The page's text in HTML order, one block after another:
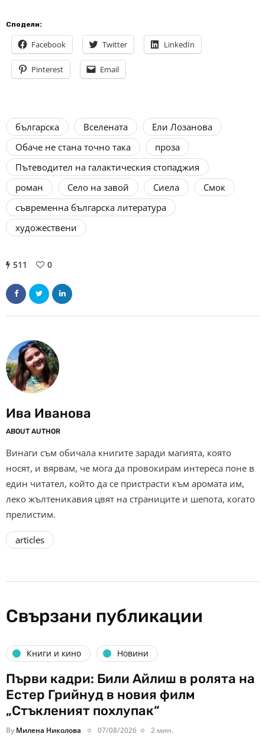
Сподели:
Facebook Twitter LinkedIn
Pinterest Email
българска Вселената
Ели Лозанова
Обаче не стана точно така
проза
Пътеводител на галактическия стопаджия
роман
Село на завой Сиела
Смок
съвременна българска литература
художествени
511 0
Ива Иванова
ABOUT AUTHOR
Винаги съм обичала книгите заради магията, която
носят, и вярвам, че мога да провокирам интереса поне в
един читател, който да се пристрасти към аромата им,
леко жълтеникавия цвят на страниците и шепота, когато
прелистим.
articles
Свързани публикации
Книги и кино Новини
Първи кадри: Били Айлиш в ролята на
Естер Грийнуд в новия филм
„Стъкленият похлупак“
By Милена Николова 07/08/2026 2 мин.